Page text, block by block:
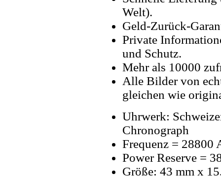
Welt).
Geld-Zurück-
Private
und Schutz.
Mehr als 10000
Alle Bilder von
gleichen wie
Uhrwerk:
Chronograph
Frequenz = 28800
Power Reserve =
Größe: 43 mm x